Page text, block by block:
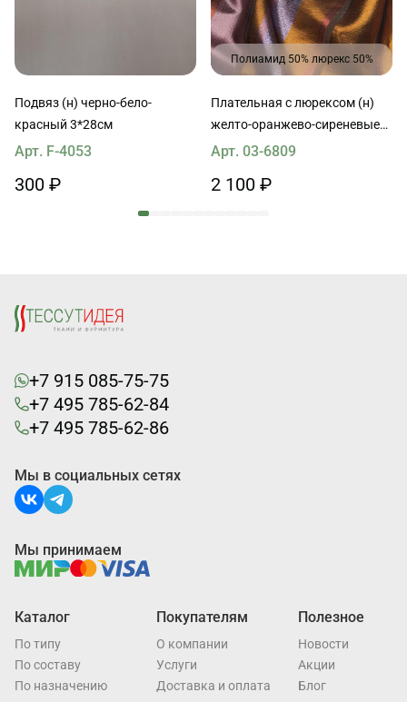
Подвяз (н) черно-бело-
красный 3*28см
Арт. F-4053
300 ₽
Полиамид 50% люрекс 50%
Плательная с люрексом (н)
желто-оранжево-сиреневые
полосы
Арт. 03-6809
2 100 ₽
+7 915 085-75-75
+7 495 785-62-84
+7 495 785-62-86
Каталог
По типу
По составу
По назначению
Покупателям
О компании
Услуги
Доставка и оплата
Полезное
Новости
Акции
Блог
Мы в социальных сетях
Мы принимаем